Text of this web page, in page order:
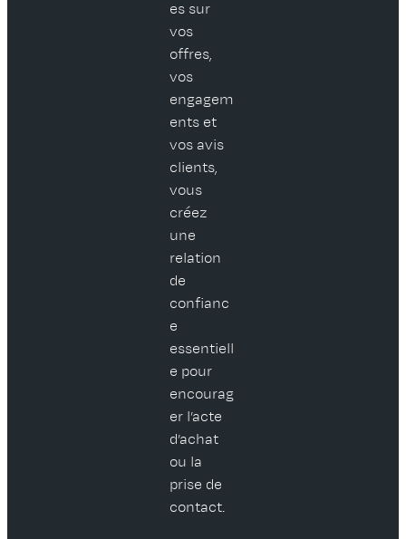
es sur
vos
offres,
vos
engagem
ents et
vos avis
clients,
vous
créez
une
relation
de
confianc
e
essentiell
e pour
encourag
er l’acte
d’achat
ou la
prise de
contact.